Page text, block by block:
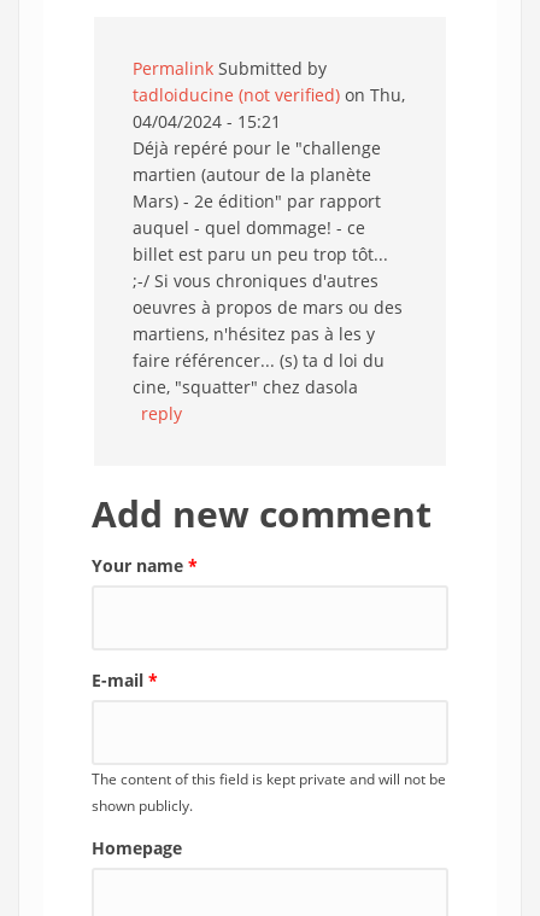
Permalink Submitted by
tadloiducine (not verified) on Thu,
04/04/2024 - 15:21
Déjà repéré pour le "challenge
martien (autour de la planète
Mars) - 2e édition" par rapport
auquel - quel dommage! - ce
billet est paru un peu trop tôt...
;-/ Si vous chroniques d'autres
oeuvres à propos de mars ou des
martiens, n'hésitez pas à les y
faire référencer... (s) ta d loi du
cine, "squatter" chez dasola
reply
Add new comment
Your name *
E-mail *
The content of this field is kept private and will not be
shown publicly.
Homepage